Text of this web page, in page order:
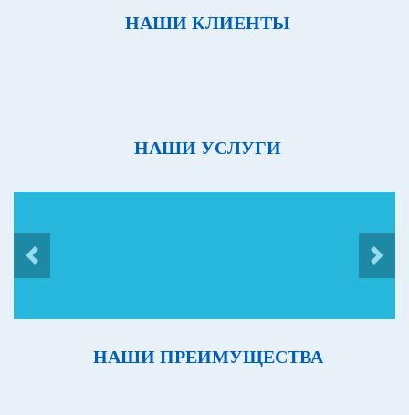
НАШИ КЛИЕНТЫ
НАШИ УСЛУГИ
НАШИ ПРЕИМУЩЕСТВА